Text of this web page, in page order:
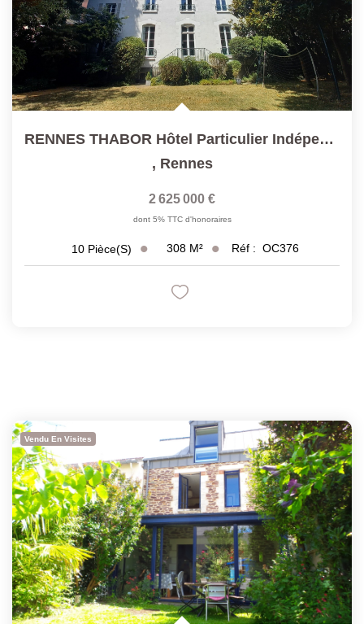
RENNES THABOR Hôtel Particulier Indépendant T10
, Rennes
2 625 000 €
dont 5% TTC d'honoraires
10 Pièce(s) 308 M² Réf : OC376
Vendu En Visites